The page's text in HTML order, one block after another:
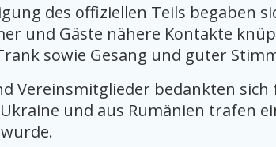
des offiziellen Teils begaben
und Gäste nähere Kontakte
sowie Gesang und guter
Vereinsmitglieder bedankten
und aus Rumänien trafen